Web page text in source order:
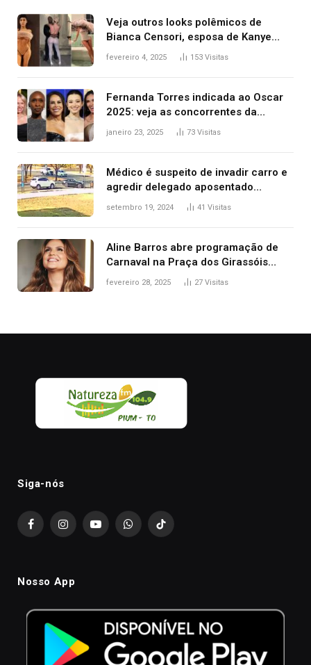
Veja outros looks polêmicos de
Bianca Censori, esposa de Kanye
West que apareceu nua no Grammy
fevereiro 4, 2025 153 Visitas
Fernanda Torres indicada ao Oscar
2025: veja as concorrentes da
brasileira a melhor atriz
janeiro 23, 2025 73 Visitas
Médico é suspeito de invadir carro e
agredir delegado aposentado
durante confusão no trânsito
setembro 19, 2024 41 Visitas
Aline Barros abre programação de
Carnaval na Praça dos Girassóis
nesta sexta-feira, em Palmas
fevereiro 28, 2025 27 Visitas
Siga-nós
FacebookInstagramYouTubeWhatsAppTikTok
Nosso App